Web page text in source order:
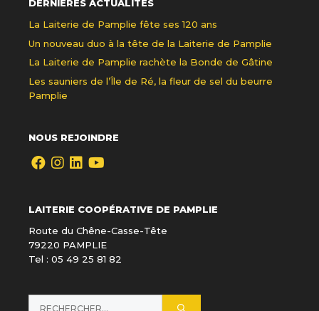
DERNIÈRES ACTUALITÉS
La Laiterie de Pamplie fête ses 120 ans
Un nouveau duo à la tête de la Laiterie de Pamplie
La Laiterie de Pamplie rachète la Bonde de Gâtine
Les sauniers de l’Île de Ré, la fleur de sel du beurre
Pamplie
NOUS REJOINDRE
LAITERIE COOPÉRATIVE DE PAMPLIE
Route du Chêne-Casse-Tête
79220 PAMPLIE
Tel : 05 49 25 81 82